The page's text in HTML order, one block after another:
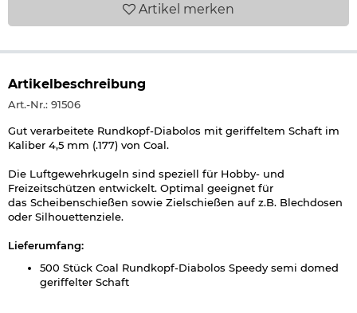
Artikel merken
Artikelbeschreibung
Art.-Nr.: 91506
Gut verarbeitete Rundkopf-Diabolos mit geriffeltem Schaft im
Kaliber 4,5 mm (.177) von Coal.
Die Luftgewehrkugeln sind speziell für Hobby- und
Freizeitschützen entwickelt. Optimal geeignet für
das Scheibenschießen sowie Zielschießen auf z.B. Blechdosen
oder Silhouettenziele.
Lieferumfang:
500 Stück Coal Rundkopf-Diabolos Speedy semi domed
geriffelter Schaft